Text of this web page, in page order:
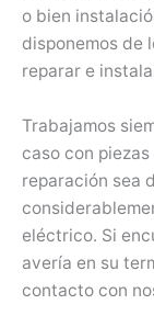
o bien
disponemos de
reparar e
Trabajamos
caso con
reparación sea
eléctrico. Si
avería en su
contacto con